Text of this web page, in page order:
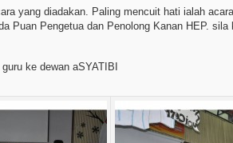
yang diadakan. Paling mencuit hati ialah
Puan Pengetua dan Penolong Kanan HEP. sila
ke dewan aSYATIBI